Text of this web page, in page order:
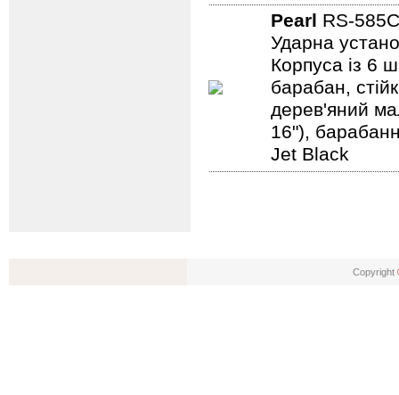
Pearl RS-
Ударна
Корпуса із 6
барабан,
дерев'яний
16"),
Jet Black
Copyright